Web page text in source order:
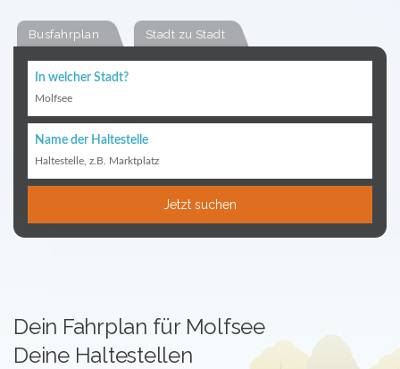
Busfahrplan Stadt zu Stadt
In welcher Stadt?
Molfsee
Name der Haltestelle
Haltestelle, z.B. Marktplatz
Jetzt suchen
Dein Fahrplan für Molfsee
Deine Haltestellen